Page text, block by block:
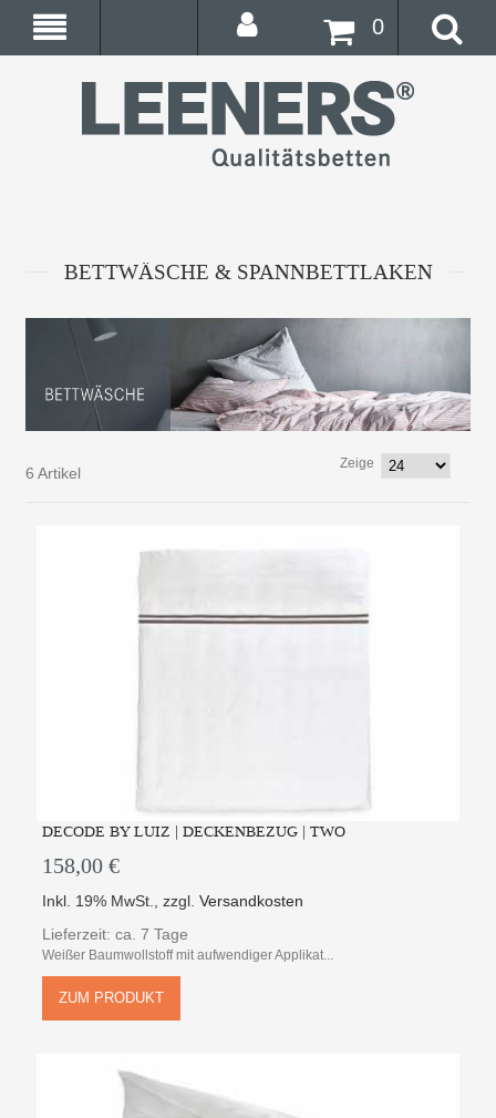
0
BETTWÄSCHE & SPANNBETTLAKEN
6 Artikel
Zeige
DECODE BY LUIZ | DECKENBEZUG | TWO
158,00 €
Inkl. 19% MwSt. ,zzgl.Versandkosten
Lieferzeit: ca. 7 Tage
Weißer Baumwollstoff mit aufwendiger Applikat...
ZUM PRODUKT